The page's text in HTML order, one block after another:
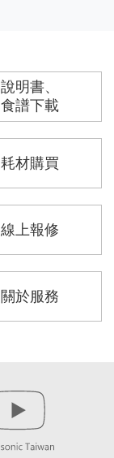
說明書、
食譜下載
耗材購買
線上報修
關於服務